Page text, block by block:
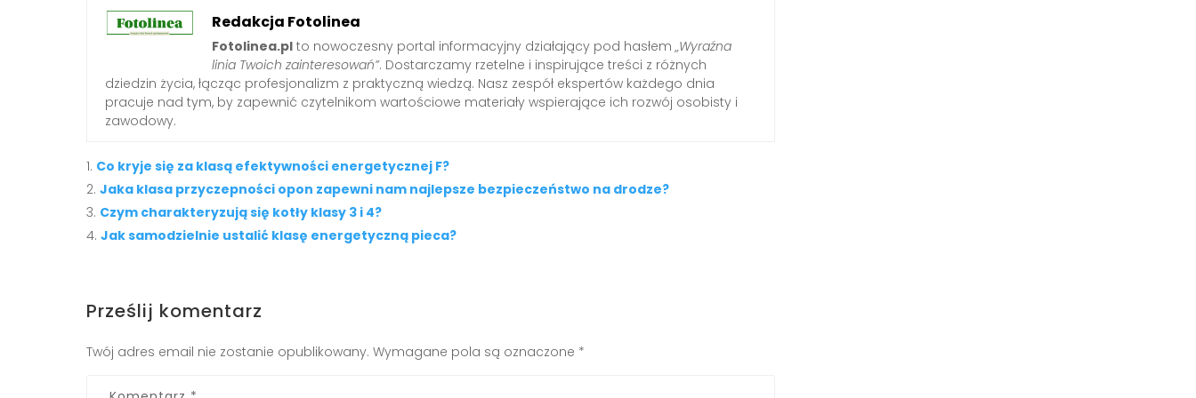
Redakcja Fotolinea
Fotolinea.pl to nowoczesny portal informacyjny działający pod hasłem „Wyraźna
linia Twoich zainteresowań”. Dostarczamy rzetelne i inspirujące treści z różnych
dziedzin życia, łącząc profesjonalizm z praktyczną wiedzą. Nasz zespół ekspertów każdego dnia
pracuje nad tym, by zapewnić czytelnikom wartościowe materiały wspierające ich rozwój osobisty i
zawodowy.
Co kryje się za klasą efektywności energetycznej F?
Jaka klasa przyczepności opon zapewni nam najlepsze bezpieczeństwo na drodze?
Czym charakteryzują się kotły klasy 3 i 4?
Jak samodzielnie ustalić klasę energetyczną pieca?
Prześlij komentarz
Twój adres email nie zostanie opublikowany. Wymagane pola są oznaczone *